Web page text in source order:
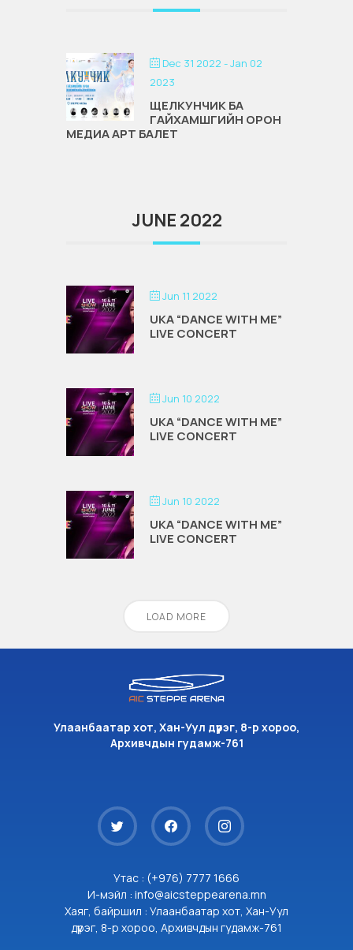
Dec 31 2022 - Jan 02
2023
ЩЕЛКУНЧИК БА
ГАЙХАМШГИЙН ОРОН
МЕДИА АРТ БАЛЕТ
JUNE 2022
Jun 11 2022
UKA “DANCE WITH ME”
LIVE CONCERT
Jun 10 2022
UKA “DANCE WITH ME”
LIVE CONCERT
Jun 10 2022
UKA “DANCE WITH ME”
LIVE CONCERT
LOAD MORE
Улаанбаатар хот, Хан-Уул дүүрэг, 8-р хороо,
Архивчдын гудамж-761
Утас : (+976) 7777 1666
И-мэйл : info@aicsteppearena.mn
Хаяг, байршил : Улаанбаатар хот, Хан-Уул
дүүрэг, 8-р хороо, Архивчдын гудамж-761